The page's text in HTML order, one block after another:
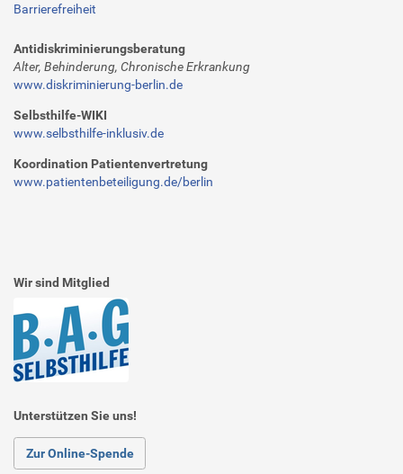
Barrierefreiheit
Antidiskriminierungsberatung
Alter, Behinderung, Chronische Erkrankung
www.diskriminierung-berlin.de
Selbsthilfe-WIKI
www.selbsthilfe-inklusiv.de
Koordination Patientenvertretung
www.patientenbeteiligung.de/berlin
Wir sind Mitglied
Unterstützen Sie uns!
Zur Online-Spende